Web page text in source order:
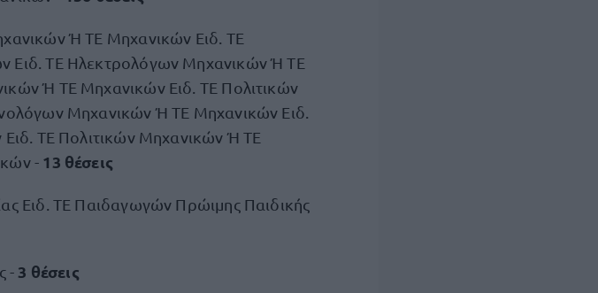
Ή ΤΕ Μηχανικών Ειδ. ΤΕ
Ειδ. ΤΕ Ηλεκτρολόγων Μηχανικών Ή ΤΕ
Ή ΤΕ Μηχανικών Ειδ. ΤΕ Πολιτικών
Μηχανικών Ή ΤΕ Μηχανικών Ειδ.
ΤΕ Πολιτικών Μηχανικών Ή ΤΕ
- 13 θέσεις
Ειδ. ΤΕ Παιδαγωγών Πρώιμης Παιδικής
- 3 θέσεις